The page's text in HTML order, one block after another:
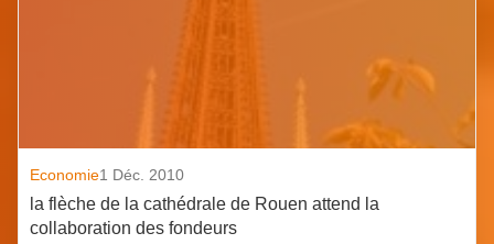
Economie1 Déc. 2010
la flèche de la cathédrale de Rouen attend la
collaboration des fondeurs